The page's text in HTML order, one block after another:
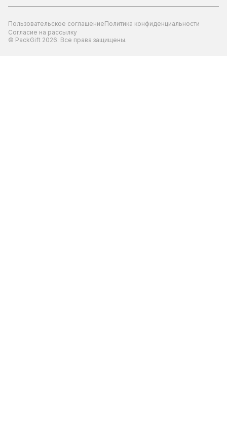
Пользовательское соглашениеПолитика конфиденциальности
Согласие на рассылку
© PackGift 2026. Все права защищены.